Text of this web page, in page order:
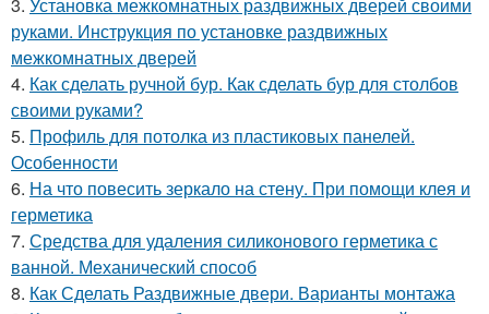
3. Установка межкомнатных раздвижных дверей своими
руками. Инструкция по установке раздвижных
межкомнатных дверей
4. Как сделать ручной бур. Как сделать бур для столбов
своими руками?
5. Профиль для потолка из пластиковых панелей.
Особенности
6. На что повесить зеркало на стену. При помощи клея и
герметика
7. Средства для удаления силиконового герметика с
ванной. Механический способ
8. Как Сделать Раздвижные двери. Варианты монтажа